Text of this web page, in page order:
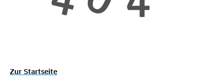
Zur Startseite